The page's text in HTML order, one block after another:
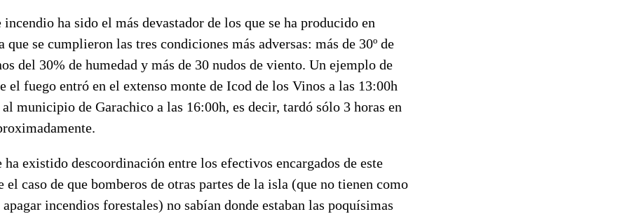
incendio ha sido el más devastador de los que se ha producido en
que se cumplieron las tres condiciones más adversas: más de 30º de
del 30% de humedad y más de 30 nudos de viento. Un ejemplo de
el fuego entró en el extenso monte de Icod de los Vinos a las 13:00h
municipio de Garachico a las 16:00h, es decir, tardó sólo 3 horas en
ha existido descoordinación entre los efectivos encargados de este
el caso de que bomberos de otras partes de la isla (que no tienen como
incendios forestales) no sabían donde estaban las poquísimas